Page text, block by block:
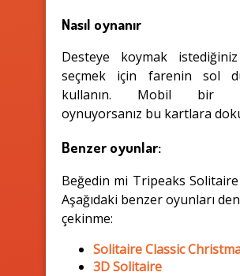
Nasıl oynanır
Desteye koymak
seçmek için farenin sol
kullanın. Mobil bir
oynuyorsanız bu kartlara
Benzer oyunlar:
Beğedin mi Tripeaks Solitaire
Aşağıdaki benzer oyunları
çekinme:
Solitaire Classic
3D Solitaire